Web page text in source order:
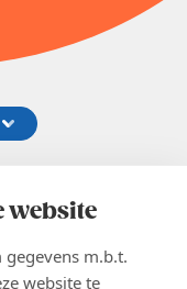
website
m.b.t.
website te